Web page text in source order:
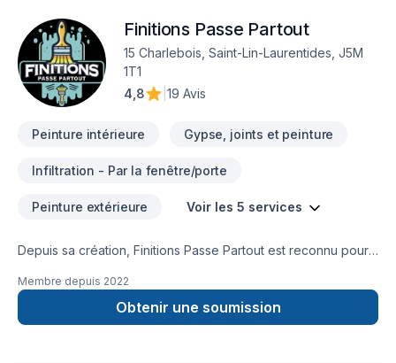
Tourbe, Transport, prêt à concrétiser vos projets les plus
ambitieux. Nous privilégions la transparence, l'écoute et
l'efficacité pour bâtir des relations de confiance avec nos
clients. Parlons de votre projet aujourd'hui et voyons
comment nous pouvons vous aider.
Finitions Passe Partout
15 Charlebois, Saint-Lin-Laurentides, J5M
1T1
4,8
19 Avis
Peinture intérieure Gypse, joints et peinture
Infiltration - Par la fenêtre/porte
Peinture extérieure Voir les 5 services
Depuis sa création, Finitions Passe Partout est reconnu pour
desservons
Lanaudière,Laurentides,Laval,Mauricie,Montérégie,Montréal
avec passion et professionnalisme. Nous croyons en
Membre depuis 2022
Obtenir une soumission